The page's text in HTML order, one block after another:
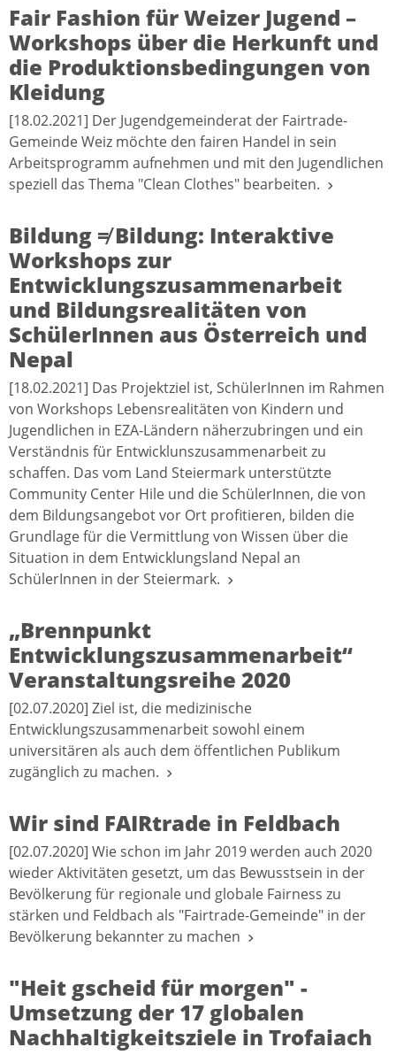
Fair Fashion für Weizer Jugend –
Workshops über die Herkunft und
die Produktionsbedingungen von
Kleidung
[18.02.2021] Der Jugendgemeinderat der Fairtrade-
Gemeinde Weiz möchte den fairen Handel in sein
Arbeitsprogramm aufnehmen und mit den Jugendlichen
speziell das Thema "Clean Clothes" bearbeiten.
Bildung ≠ Bildung: Interaktive
Workshops zur
Entwicklungszusammenarbeit
und Bildungsrealitäten von
SchülerInnen aus Österreich und
Nepal
[18.02.2021] Das Projektziel ist, SchülerInnen im Rahmen
von Workshops Lebensrealitäten von Kindern und
Jugendlichen in EZA-Ländern näherzubringen und ein
Verständnis für Entwicklunszusammenarbeit zu
schaffen. Das vom Land Steiermark unterstützte
Community Center Hile und die SchülerInnen, die von
dem Bildungsangebot vor Ort profitieren, bilden die
Grundlage für die Vermittlung von Wissen über die
Situation in dem Entwicklungsland Nepal an
SchülerInnen in der Steiermark.
„Brennpunkt
Entwicklungszusammenarbeit“
Veranstaltungsreihe 2020
[02.07.2020] Ziel ist, die medizinische
Entwicklungszusammenarbeit sowohl einem
universitären als auch dem öffentlichen Publikum
zugänglich zu machen.
Wir sind FAIRtrade in Feldbach
[02.07.2020] Wie schon im Jahr 2019 werden auch 2020
wieder Aktivitäten gesetzt, um das Bewusstsein in der
Bevölkerung für regionale und globale Fairness zu
stärken und Feldbach als "Fairtrade-Gemeinde" in der
Bevölkerung bekannter zu machen
"Heit gscheid für morgen" -
Umsetzung der 17 globalen
Nachhaltigkeitsziele in Trofaiach